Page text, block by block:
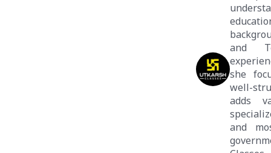
and
she
well-
adds
and